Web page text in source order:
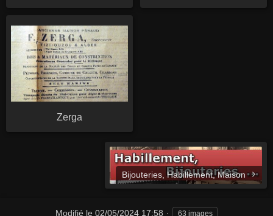
Zerga
Bijouteries, Habillement, Maison
Modifié le 02/05/2024 17:58 63 images